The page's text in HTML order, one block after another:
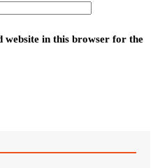
website in this browser for the